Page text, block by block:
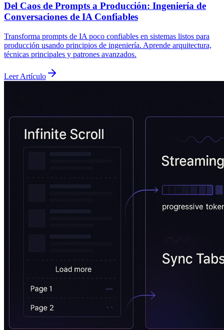
Del Caos de Prompts a Producción: Ingeniería de
Conversaciones de IA Confiables
Transforma prompts de IA poco confiables en sistemas listos para
producción usando principios de ingeniería. Aprende arquitectura,
técnicas principales y patrones avanzados.
Leer Artículo